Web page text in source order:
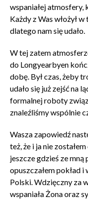
wspaniałej atmosfery,
Każdy z Was włożył
dlatego nam się udało.
W tej zatem
do Longyearbyen
dobę. Był czas, żeby
udało się już zejść na
formalnej roboty
znaleźliśmy wspólnie
Wasza zapowiedź
też, że i ja nie
jeszcze gdzieś ze mną
opuszczałem pokład i
Polski. Wdzięczny za
wspaniała Żona oraz